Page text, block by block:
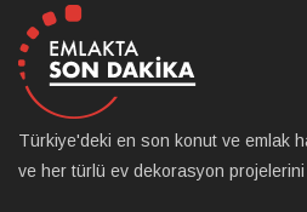
Türkiye'deki en son konut ve emlak
ve her türlü ev dekorasyon